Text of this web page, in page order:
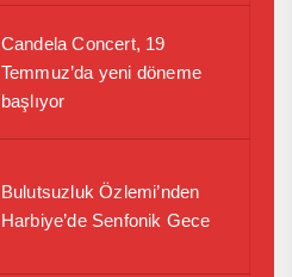
Candela Concert, 19
Temmuz’da yeni döneme
başlıyor
Bulutsuzluk Özlemi’nden
Harbiye’de Senfonik Gece